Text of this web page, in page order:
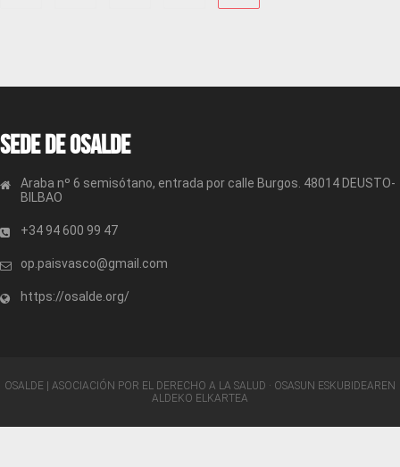
entradas
Sede de OSALDE
Araba nº 6 semisótano, entrada por calle Burgos. 48014 DEUSTO-
BILBAO
+34 94 600 99 47
op.paisvasco@gmail.com
https://osalde.org/
OSALDE | ASOCIACIÓN POR EL DERECHO A LA SALUD · OSASUN ESKUBIDEAREN
ALDEKO ELKARTEA